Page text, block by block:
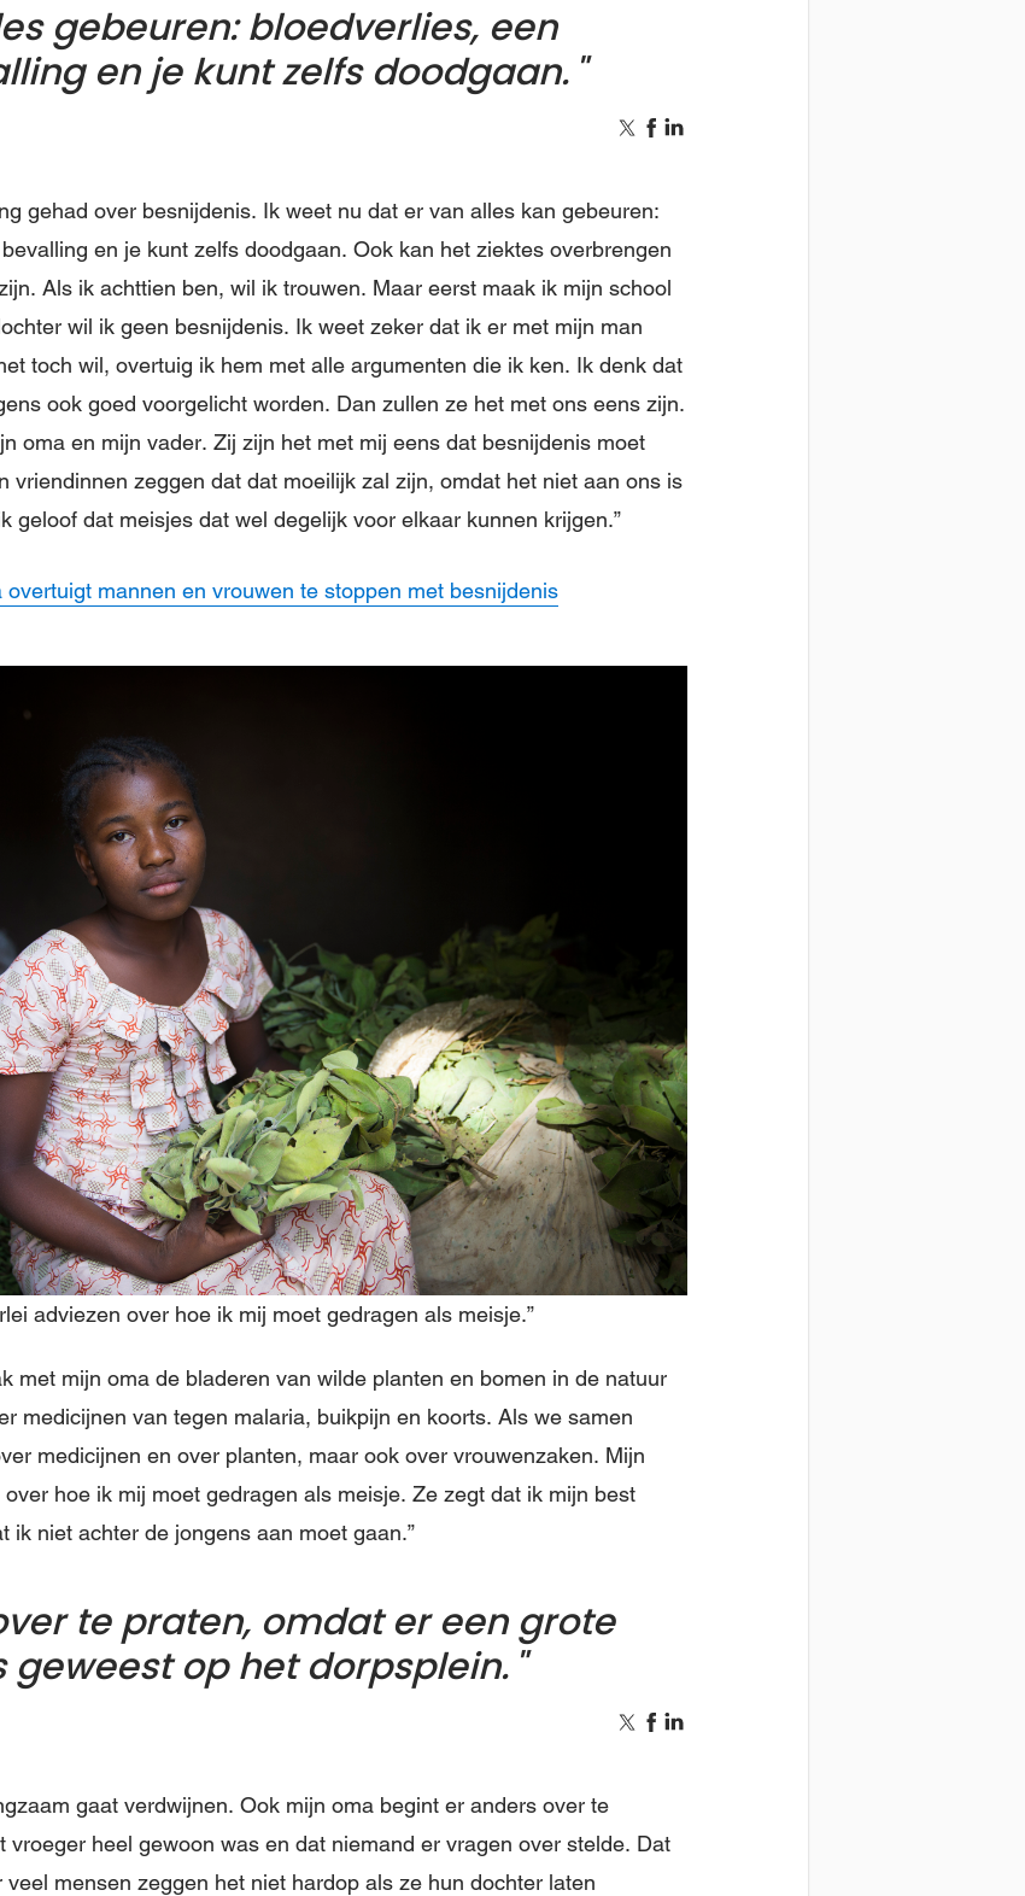
gebeuren: bloedverlies, een
en je kunt zelfs doodgaan.
gehad over besnijdenis. Ik weet nu dat er van alles kan gebeuren:
en je kunt zelfs doodgaan. Ook kan het ziektes overbrengen
Als ik achttien ben, wil ik trouwen. Maar eerst maak ik mijn school
wil ik geen besnijdenis. Ik weet zeker dat ik er met mijn man
toch wil, overtuig ik hem met alle argumenten die ik ken. Ik denk dat
ook goed voorgelicht worden. Dan zullen ze het met ons eens zijn.
oma en mijn vader. Zij zijn het met mij eens dat besnijdenis moet
vriendinnen zeggen dat dat moeilijk zal zijn, omdat het niet aan ons is
geloof dat meisjes dat wel degelijk voor elkaar kunnen krijgen.”
mannen en vrouwen te stoppen met besnijdenis
adviezen over hoe ik mij moet gedragen als meisje.”
met mijn oma de bladeren van wilde planten en bomen in de natuur
medicijnen van tegen malaria, buikpijn en koorts. Als we samen
medicijnen en over planten, maar ook over vrouwenzaken. Mijn
hoe ik mij moet gedragen als meisje. Ze zegt dat ik mijn best
ik niet achter de jongens aan moet gaan.”
te praten, omdat er een grote
geweest op het dorpsplein.
gaat verdwijnen. Ook mijn oma begint er anders over te
vroeger heel gewoon was en dat niemand er vragen over stelde. Dat
mensen zeggen het niet hardop als ze hun dochter laten